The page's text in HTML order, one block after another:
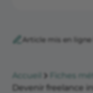
Article mis en ligne
Accueil
Fiches
Devenir freelance